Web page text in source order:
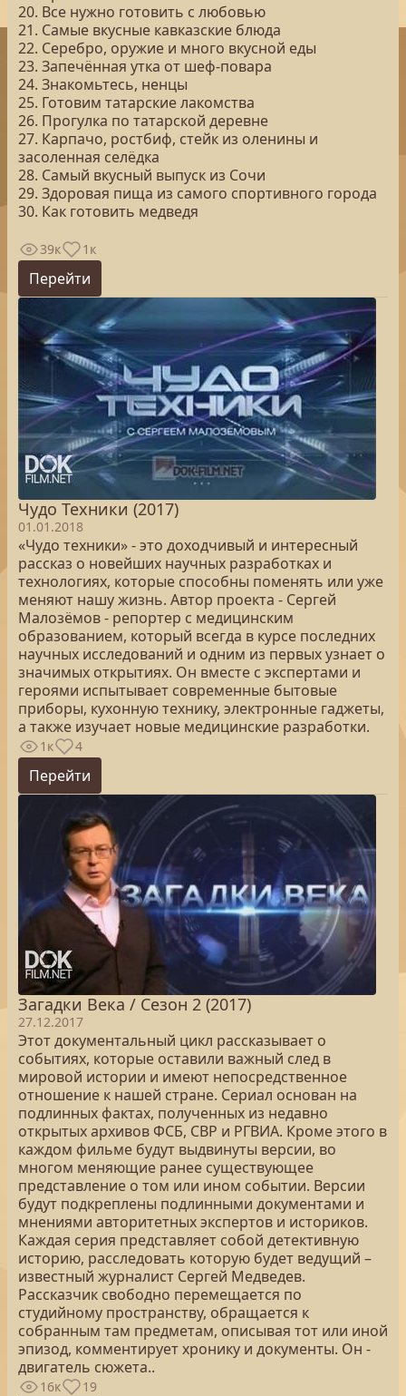
20. Все нужно готовить с любовью
21. Самые вкусные кавказские блюда
22. Серебро, оружие и много вкусной еды
23. Запечённая утка от шеф-повара
24. Знакомьтесь, ненцы
25. Готовим татарские лакомства
26. Прогулка по татарской деревне
27. Карпачо, ростбиф, стейк из оленины и
засоленная селёдка
28. Самый вкусный выпуск из Сочи
29. Здоровая пища из самого спортивного города
30. Как готовить медведя
39к 1к
Перейти
Чудо Техники (2017)
01.01.2018
«Чудо техники» - это доходчивый и интересный
рассказ о новейших научных разработках и
технологиях, которые способны поменять или уже
меняют нашу жизнь. Автор проекта - Сергей
Малозёмов - репортер с медицинским
образованием, который всегда в курсе последних
научных исследований и одним из первых узнает о
значимых открытиях. Он вместе с экспертами и
героями испытывает современные бытовые
приборы, кухонную технику, электронные гаджеты,
а также изучает новые медицинские разработки.
1к 4
Перейти
Загадки Века / Сезон 2 (2017)
27.12.2017
Этот документальный цикл рассказывает о
событиях, которые оставили важный след в
мировой истории и имеют непосредственное
отношение к нашей стране. Сериал основан на
подлинных фактах, полученных из недавно
открытых архивов ФСБ, СВР и РГВИА. Кроме этого в
каждом фильме будут выдвинуты версии, во
многом меняющие ранее существующее
представление о том или ином событии. Версии
будут подкреплены подлинными документами и
мнениями авторитетных экспертов и историков.
Каждая серия представляет собой детективную
историю, расследовать которую будет ведущий –
известный журналист Сергей Медведев.
Рассказчик свободно перемещается по
студийному пространству, обращается к
собранным там предметам, описывая тот или иной
эпизод, комментирует хронику и документы. Он -
двигатель сюжета..
16к 19